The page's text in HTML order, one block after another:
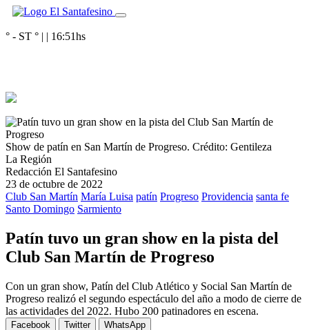
° - ST ° | | 16:51hs
Show de patín en San Martín de Progreso. Crédito: Gentileza
La Región
Redacción El Santafesino
23 de octubre de 2022
Club San Martín María Luisa patín Progreso Providencia santa fe
Santo Domingo Sarmiento
Patín tuvo un gran show en la pista del
Club San Martín de Progreso
Con un gran show, Patín del Club Atlético y Social San Martín de
Progreso realizó el segundo espectáculo del año a modo de cierre de
las actividades del 2022. Hubo 200 patinadores en escena.
Facebook Twitter WhatsApp